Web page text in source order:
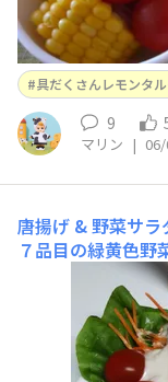
具だくさんレモンタ
9
マリン |
唐揚げ & 野菜サラ
７品目の緑黄色野
かけるたまねぎ
タルタル を添えて